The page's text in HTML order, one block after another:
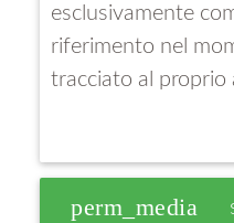
esclusivamente
riferimento nel
tracciato al
perm_media